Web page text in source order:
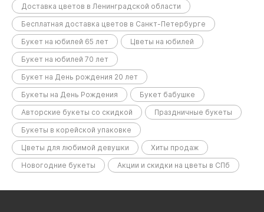
Доставка цветов в Ленинградской области
Бесплатная доставка цветов в Санкт-Петербурге
Букет на юбилей 65 лет
Цветы на юбилей
Букет на юбилей 70 лет
Букет на День рождения 20 лет
Букеты на День Рождения
Букет бабушке
Авторские букеты со скидкой
Праздничные букеты
Букеты в корейской упаковке
Цветы для любимой девушки
Хиты продаж
Новогодние букеты
Акции и скидки на цветы в СПб